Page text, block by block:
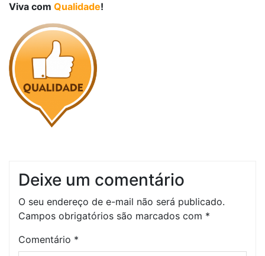
Viva com Qualidade!
Deixe um comentário
O seu endereço de e-mail não será publicado.
Campos obrigatórios são marcados com *
Comentário *